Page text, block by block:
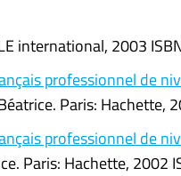
international, 2003
professionnel de
Paris:
professionnel de
Paris: Hachette,